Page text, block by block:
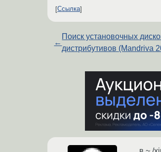
Ссылка
←
Поиск установочных
дистрибутивов (Mandriva